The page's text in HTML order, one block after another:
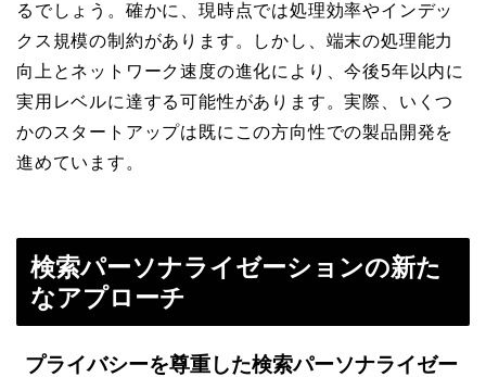
るでしょう。確かに、現時点では処理効率やインデッ
クス規模の制約があります。しかし、端末の処理能力
向上とネットワーク速度の進化により、今後5年以内に
実用レベルに達する可能性があります。実際、いくつ
かのスタートアップは既にこの方向性での製品開発を
進めています。
検索パーソナライゼーションの新た
なアプローチ
プライバシーを尊重した検索パーソナライゼー